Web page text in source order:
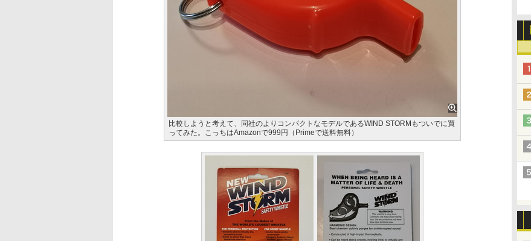
比較しようと考えて、同社のよりコンパクトなモデルであるWIND STORMもついでに買
ってみた。こっちはAmazonで999円（Primeで送料無料）